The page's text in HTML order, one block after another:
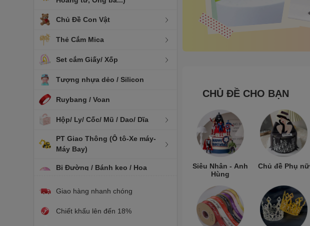
Chủ Đề Con Vật
Thẻ Cắm Mica
Set cắm Giấy/ Xốp
Tượng nhựa dẻo / Silicon
Ruybang / Voan
Hộp/ Ly/ Cốc/ Mũ / Dao/ Dĩa
PT Giao Thông (Ô tô-Xe máy-
Máy Bay)
Bi Đường / Bánh kẹo / Hoa
Vương Miện
Giao hàng nhanh chóng
Chiết khấu lên đến 18%
CHỦ ĐỀ CHO BẠN
Siêu Nhân - Anh
Hùng
Chủ đề Phụ nữ